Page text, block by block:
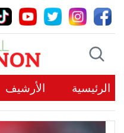
الرئيسية الأرشيف